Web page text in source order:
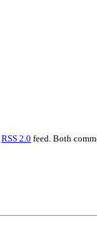
RSS 2.0 feed. Both